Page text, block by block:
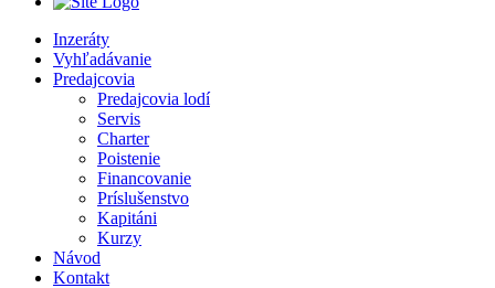
Inzeráty
Vyhľadávanie
Predajcovia
Predajcovia lodí
Servis
Charter
Poistenie
Financovanie
Príslušenstvo
Kapitáni
Kurzy
Návod
Kontakt